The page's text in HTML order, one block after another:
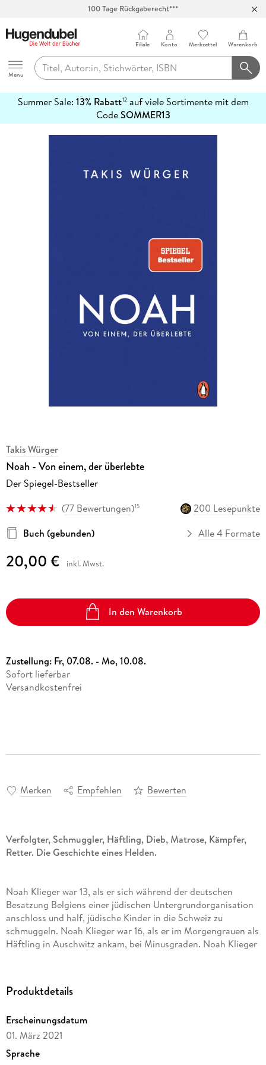
100 Tage Rückgaberecht***
Hugendubel
Menu
Filiale Konto Merkzettel Warenkorb
Summer Sale: 13% Rabatt12auf viele Sortimente mit dem
CodeSOMMER13
erfahren
Takis Würger
Noah - Von einem, der überlebte
Der Spiegel-Bestseller
(77 Bewertungen)15
200 Lesepunkte
Buch (gebunden)
Alle 4 Formate
20,00 € inkl. Mwst.
In den Warenkorb
Zustellung: Fr, 07.08. - Mo, 10.08.
Sofort lieferbar
Versandkostenfrei
Merken Empfehlen Bewerten
Verfolgter, Schmuggler, Häftling, Dieb, Matrose, Kämpfer,
Retter. Die Geschichte eines Helden.
Noah Klieger war 13, als er sich während der deutschen
Besatzung Belgiens einer jüdischen Untergrundorganisation
anschloss und half, jüdische Kinder in die Schweiz zu
schmuggeln. Noah Klieger war 16, als er im Morgengrauen als
Häftling in Auschwitz ankam, bei Minusgraden. Noah Klieger
Häftlingen befänden und seine Hand nach oben ging. Die
tägliche Sonderration Suppe für die Mitglieder der Boxstaffel
war 20, als die Konzentrationslager befreit wurden. Er hat
drei Todesmärsche und vier Konzentrationslager überlebt in
einer Zeit, in der ein Wort, eine gehobene Hand oder ein
Schritt den Tod bedeuten konnten oder das Leben. Auch in
Produktdetails
Erscheinungsdatum
01. März 2021
Sprache